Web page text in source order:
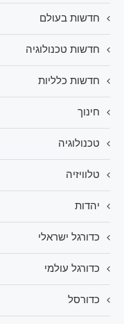
חדשות בעולם
חדשות טכנולוגיה
חדשות כלליות
חינוך
טכנולוגיה
טלוויזיה
יהדות
כדורגל ישראלי
כדורגל עולמי
כדורסל